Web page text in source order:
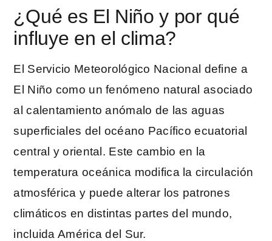
¿Qué es El Niño y por qué
influye en el clima?
El Servicio Meteorológico Nacional define a
El Niño como un fenómeno natural asociado
al calentamiento anómalo de las aguas
superficiales del océano Pacífico ecuatorial
central y oriental. Este cambio en la
temperatura oceánica modifica la circulación
atmosférica y puede alterar los patrones
climáticos en distintas partes del mundo,
incluida América del Sur.